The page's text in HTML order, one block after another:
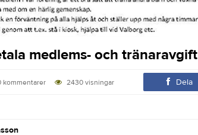
medlems- och tränaravgift
kommentarer 2430visningar Dela